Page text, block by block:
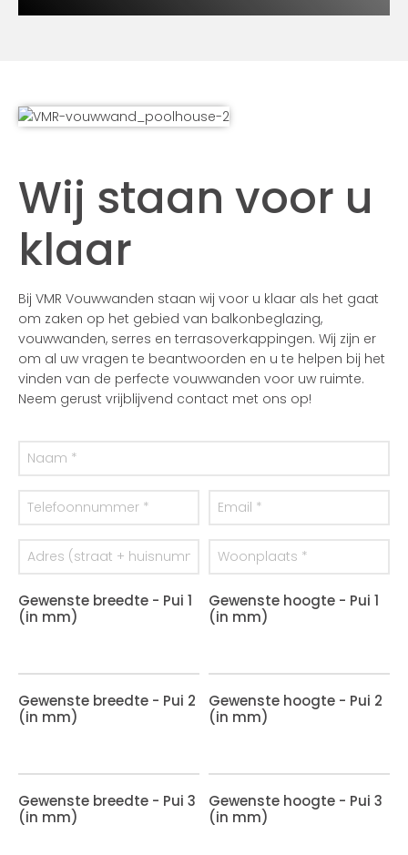
Wij staan voor u
klaar
Bij VMR Vouwwanden staan wij voor u klaar als het gaat
om zaken op het gebied van balkonbeglazing,
vouwwanden, serres en terrasoverkappingen. Wij zijn er
om al uw vragen te beantwoorden en u te helpen bij het
vinden van de perfecte vouwwanden voor uw ruimte.
Neem gerust vrijblijvend contact met ons op!
Gewenste breedte - Pui 1
(in mm)
Gewenste hoogte - Pui 1
(in mm)
Gewenste breedte - Pui 2
(in mm)
Gewenste hoogte - Pui 2
(in mm)
Gewenste breedte - Pui 3
(in mm)
Gewenste hoogte - Pui 3
(in mm)